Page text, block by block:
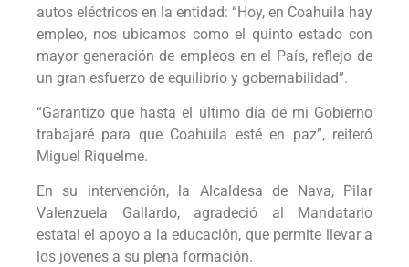
autos eléctricos en la entidad: “Hoy, en Coahuila hay
empleo, nos ubicamos como el quinto estado con
mayor generación de empleos en el País, reflejo de
un gran esfuerzo de equilibrio y gobernabilidad”.
“Garantizo que hasta el último día de mi Gobierno
trabajaré para que Coahuila esté en paz”, reiteró
Miguel Riquelme.
En su intervención, la Alcaldesa de Nava, Pilar
Valenzuela Gallardo, agradeció al Mandatario
estatal el apoyo a la educación, que permite llevar a
los jóvenes a su plena formación.